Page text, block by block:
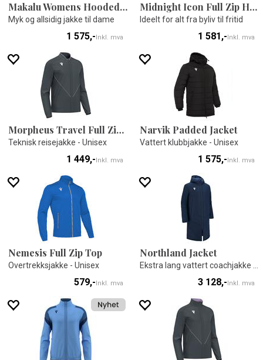
Makalu Womens Hooded Jacket
Myk og allsidig jakke til dame
1 575,-Inkl. mva
Midnight Icon Full Zip Hoody
Ideelt for alt fra byliv til fritid
1 581,-Inkl. mva
Morpheus Travel Full Zip Top
Teknisk reisejakke - Unisex
1 449,-Inkl. mva
Narvik Padded Jacket
Vattert klubbjakke - Unisex
1 575,-Inkl. mva
Nemesis Full Zip Top
Overtrekksjakke - Unisex
579,-Inkl. mva
Northland Jacket
3 128,-Inkl. mva